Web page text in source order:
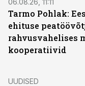
06.08.26, 11:11
Tarmo Pohlak:
ehituse
rahvusvahelises
kooperatiivid
UUDISED